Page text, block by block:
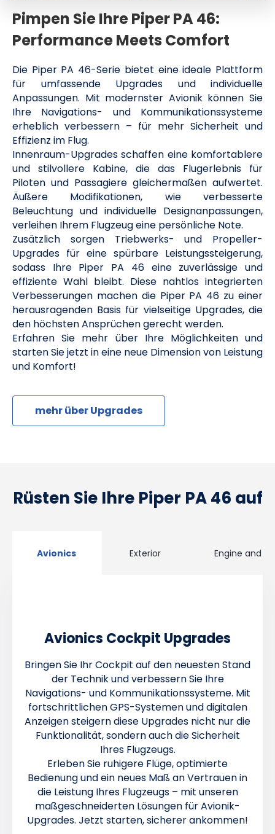
Pimpen Sie Ihre Piper PA 46:
Performance Meets Comfort
Die Piper PA 46-Serie bietet eine ideale Plattform
für umfassende Upgrades und individuelle
Anpassungen. Mit modernster Avionik können Sie
Ihre Navigations- und Kommunikationssysteme
erheblich verbessern – für mehr Sicherheit und
Effizienz im Flug.
Innenraum-Upgrades schaffen eine komfortablere
und stilvollere Kabine, die das Flugerlebnis für
Piloten und Passagiere gleichermaßen aufwertet.
Äußere Modifikationen, wie verbesserte
Beleuchtung und individuelle Designanpassungen,
verleihen Ihrem Flugzeug eine persönliche Note.
Zusätzlich sorgen Triebwerks- und Propeller-
Upgrades für eine spürbare Leistungssteigerung,
sodass Ihre Piper PA 46 eine zuverlässige und
effiziente Wahl bleibt. Diese nahtlos integrierten
Verbesserungen machen die Piper PA 46 zu einer
herausragenden Basis für vielseitige Upgrades, die
den höchsten Ansprüchen gerecht werden.
Erfahren Sie mehr über Ihre Möglichkeiten und
starten Sie jetzt in eine neue Dimension von Leistung
und Komfort!
mehr über Upgrades
Rüsten Sie Ihre Piper PA 46 auf
Avionics Exterior Engine and
Avionics Cockpit Upgrades
Bringen Sie Ihr Cockpit auf den neuesten Stand
der Technik und verbessern Sie Ihre
Navigations- und Kommunikationssysteme. Mit
fortschrittlichen GPS-Systemen und digitalen
Anzeigen steigern diese Upgrades nicht nur die
Funktionalität, sondern auch die Sicherheit
Ihres Flugzeugs.
Erleben Sie ruhigere Flüge, optimierte
Bedienung und ein neues Maß an Vertrauen in
die Leistung Ihres Flugzeugs – mit unseren
maßgeschneiderten Lösungen für Avionik-
Upgrades. Jetzt starten, sicherer ankommen!